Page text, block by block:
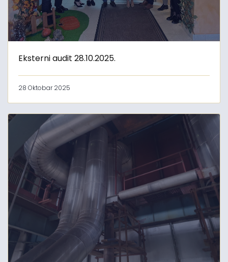
Eksterni audit 28.10.2025.
28 Oktobar 2025